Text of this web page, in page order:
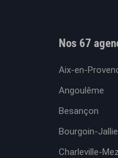
Nos 67
Aix-en-
Angoulême
Besançon
Bourgoin-
Charleville-